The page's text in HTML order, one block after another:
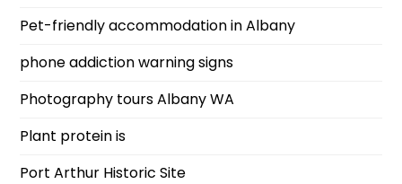
Pet-friendly accommodation in Albany
phone addiction warning signs
Photography tours Albany WA
Plant protein is
Port Arthur Historic Site